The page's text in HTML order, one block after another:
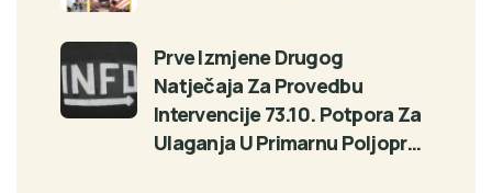
Prve Izmjene Drugog
Natječaja Za Provedbu
Intervencije 73.10. Potpora Za
Ulaganja U Primarnu Poljopr…